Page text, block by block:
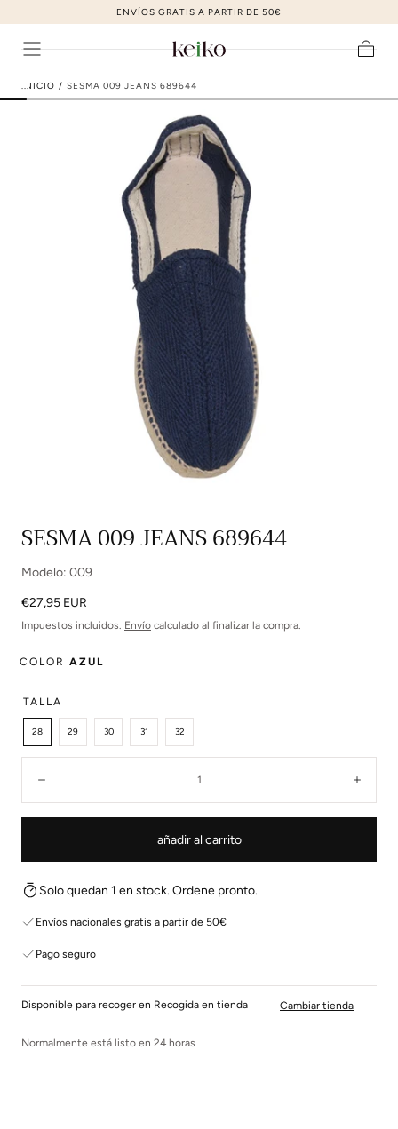
ir al contenido
ZAPATOS DE MODA AL MEJOR PRECIO
multimedia
en
modal
INICIO / SESMA 009 JEANS 689644
SESMA 009 JEANS 689644
Modelo: 009
Precio
regular
€27,95 EUR
Impuestos incluidos. Envío calculado al finalizar la compra.
COLOR AZUL
TALLA
28 29 30 31 32
añadir al carrito
Solo quedan 1 en stock. Ordene pronto.
Envíos nacionales gratis a partir de 50€
Pago seguro
Disponible para recoger en Recogida en tienda
Normalmente está listo en 24 horas
Cambiar tienda